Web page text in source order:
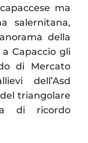
ma
salernitana,
della
Capaccio gli
di Mercato
dell’Asd
triangolare
di ricordo